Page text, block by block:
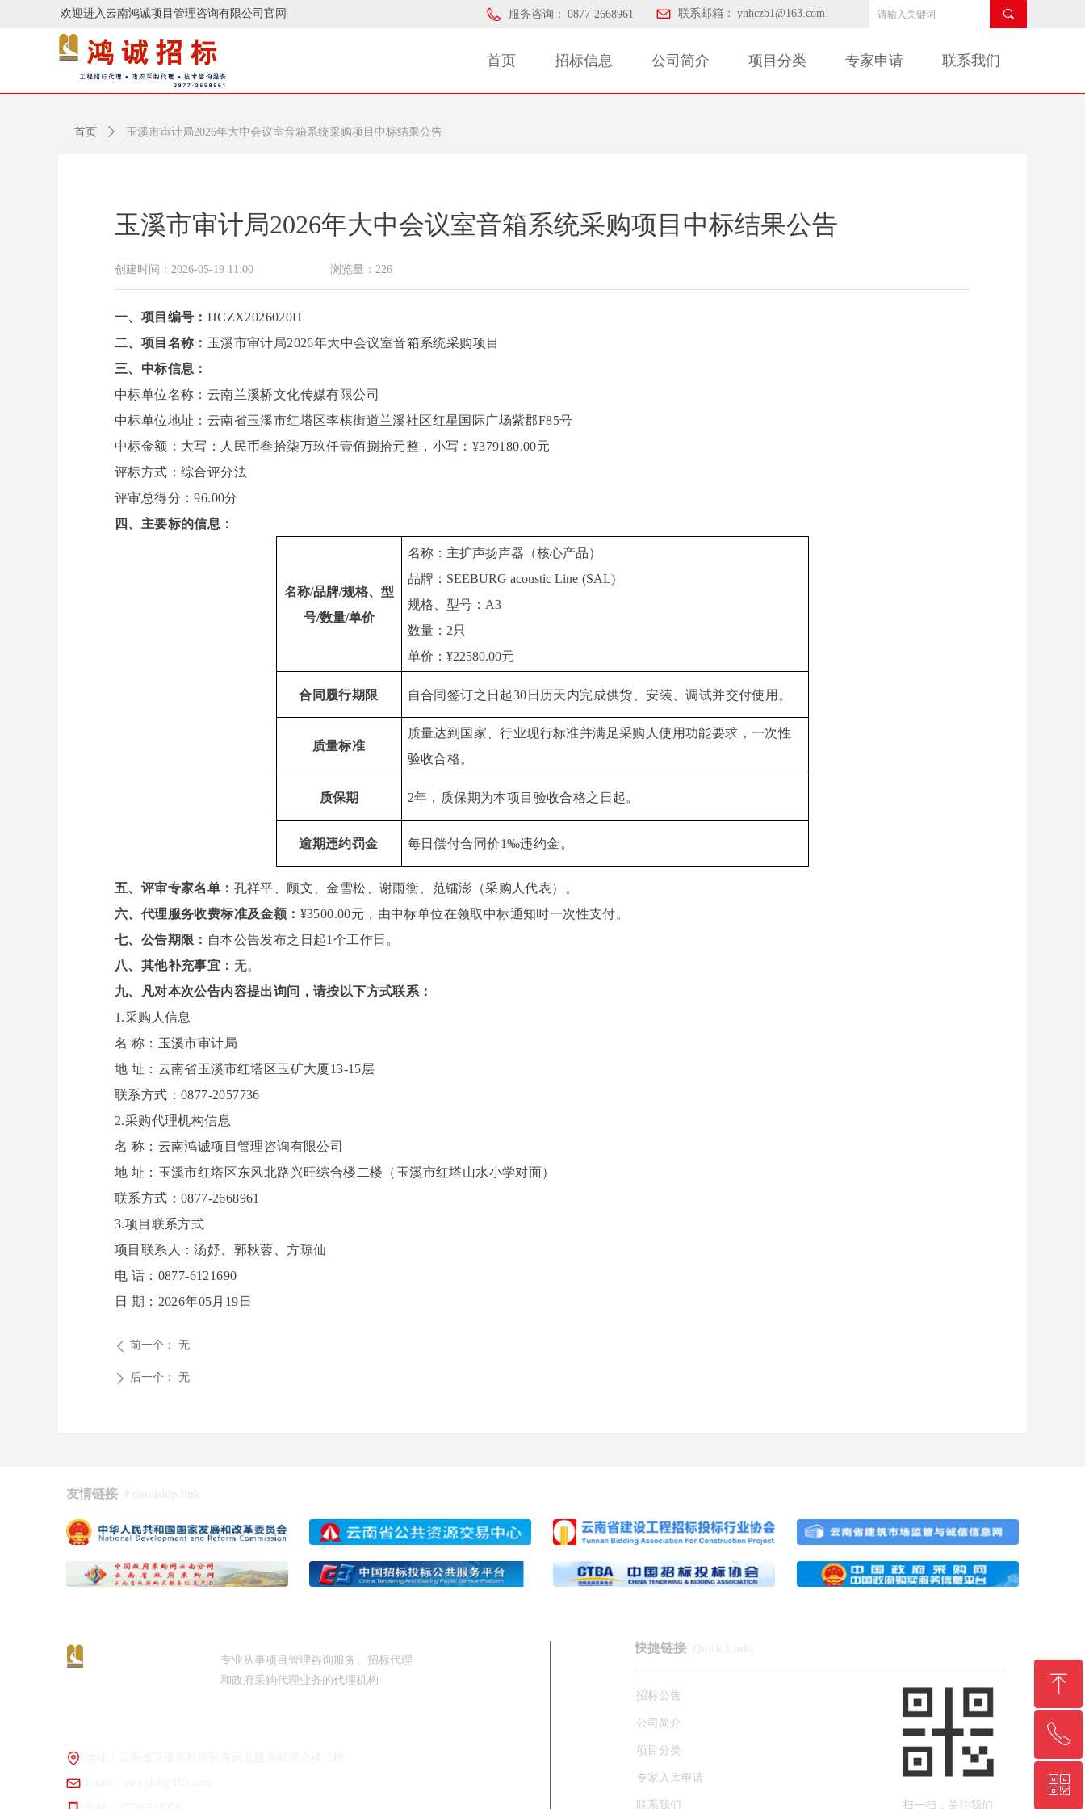
首页 招标信息 公司简介 项目分类 专家申请 联系我们
欢迎进入云南鸿诚项目管理咨询有限公司官网 服务咨询： 0877-2668961 联系邮箱： ynhczb1@163.com 끠
玉溪市审计局2026年大中会议室音箱系统采购项目中标结果公告
一、 项目 编号： HCZX2026020H
二、 项目名称： 玉溪市审计局2026年大中会议室音箱系统采购项目
三、中标信息：
中标单位名称：云南兰溪桥文化传媒有限公司
中标单位地址：云南省玉溪市红塔区李棋街道兰溪社区红星国际广场紫郡F85号
中标金额：大写：人民币叁拾柒万玖仟壹佰捌拾元整 ， 小写： ¥379180.00元
评标方式：综合评分法
评审总得分：96.00分
四、 主要标的信息：
名称/品牌/规格、型
号/数量/单价
名称：主扩声扬声器 （核心产品）
品牌： SEEBURG acoustic Line (SAL)
规格、型号： A3
数量： 2只
单价： ¥22580.00元
合同履行期限 自合同签订之日起30日历天内完成供货、安装、调试并交付使用。
质量标准
质量达到国家、行业现行标准并满足采购人使用功能要求，一次性
验收合格。
质保期 2年，质保期为本项目验收合格之日起。
逾期违约罚金 每日偿付合同价1‰违约金。
五、评审专家名单： 孔祥平 顾文 、金雪松 、谢雨衡 范镭澎（采购 人代表）。
六、代理服务收费标准及金额： ¥3500.00元 ， 由中标单位在领取中标通知时一次性支付。
七、公告期限： 自本公告发布之日起1 个工作日。
八、其他补充事宜： 无。
九、凡对本次公告内容提出询问，请按以下方式联系：
1.采购人信息
名 称：玉溪市审计局
地 址：云南省玉溪市红塔区玉矿大厦13-15层
联系方式： 0877-2057736
2.采购代理机构信息
名 称：云南鸿诚项目管理咨询有限公司
地 址：玉溪市红塔区东风北路兴旺综合楼二楼（玉溪市红塔山水小学对面）
联系方式： 0877-2668961
3.项目联系方式
项目联系人：汤妤、郭秋蓉、方琼仙
电 话： 0877-6121690
日 期： 2026年05月 19 日
创建时间： 2026-05-19 11:00 浏览量： 226
ꄴ 前一个： 无
ꄲ 后一个： 无
首页 ꄲ 玉溪市审计局2026年大中会议室音箱系统采购项目中标结果公告
专业从事项目管理咨询服务、招标代理
和政府采购代理业务的代理机构
快捷链接
招标公告
公司简介
项目分类
专家入库申请
联系我们 扫一扫，关注我们
友情链接
ꁸ
回到顶部
ꂅ
0877-2668961
ꀥ